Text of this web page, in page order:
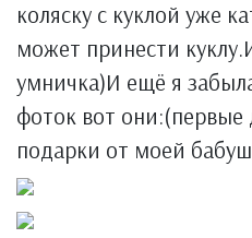
коляску с куклой уже
может принести
умничка)И ещё я
фоток вот они:(первые
подарки от моей